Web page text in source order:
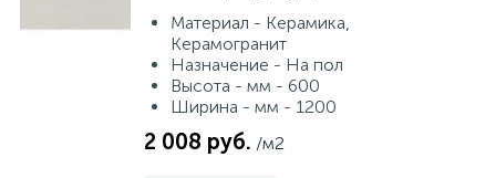
Материал - Керамика,
Керамогранит
Назначение - На пол
Высота - мм - 600
Ширина - мм - 1200
2 008 руб. /м2